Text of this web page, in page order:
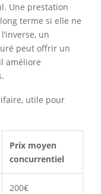
Une prestation
terme si elle ne
un
peut offrir un
améliore
utile pour
Prix moyen
concurrentiel
200€